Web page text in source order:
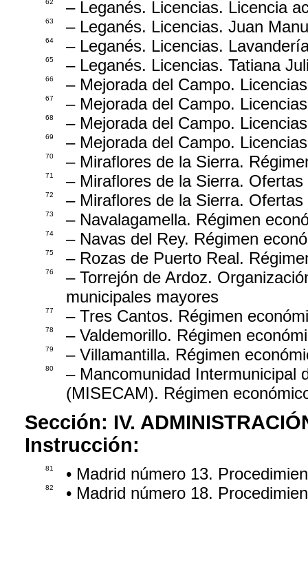
62 – Leganés. Licencias. Licencia
63 – Leganés. Licencias. Juan
64 – Leganés. Licencias.
65 – Leganés. Licencias. Tatiana
66 – Mejorada del Campo.
67 – Mejorada del Campo.
68 – Mejorada del Campo.
69 – Mejorada del Campo.
70 – Miraflores de la Sierra.
71 – Miraflores de la Sierra.
72 – Miraflores de la Sierra.
73 – Navalagamella. Régimen
74 – Navas del Rey. Régimen
75 – Rozas de Puerto Real.
76
– Torrejón de Ardoz.
municipales mayores
77 – Tres Cantos. Régimen
78 – Valdemorillo. Régimen
79 – Villamantilla. Régimen
80
– Mancomunidad Intermunicipal
(MISECAM). Régimen
Sección: IV.
Instrucción:
81 • Madrid número 13.
82 • Madrid número 18.